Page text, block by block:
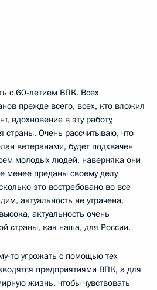
с 60-летием ВПК. Всех
прежде всего, всех, кто вложил
вдохновение в эту работу,
страны. Очень рассчитываю, что
ветеранами, будет подхвачен
молодых людей, наверняка они
менее преданы своему делу
это востребовано во все
актуальность не утрачена,
актуальность очень
страны, как наша, для России.
то угрожать с помощью тех
предприятиями ВПК, а для
жизнь, чтобы чувствовать